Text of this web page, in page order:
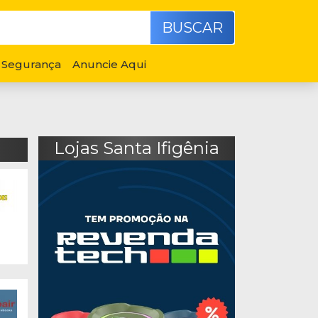
BUSCAR
Segurança Anuncie Aqui
Lojas Santa Ifigênia